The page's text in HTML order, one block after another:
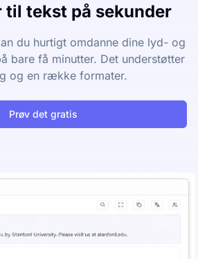
tekst på sekunder
du hurtigt omdanne dine lyd- og
bare få minutter. Det understøtter
og en række formater.
Prøv det gratis